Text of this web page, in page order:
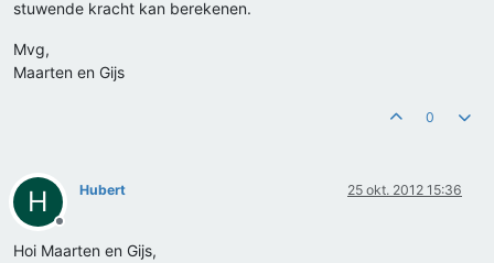
stuwende kracht kan berekenen.
Mvg,
Maarten en Gijs
0
H
Offline
Hubert 25 okt. 2012 15:36
Hoi Maarten en Gijs,